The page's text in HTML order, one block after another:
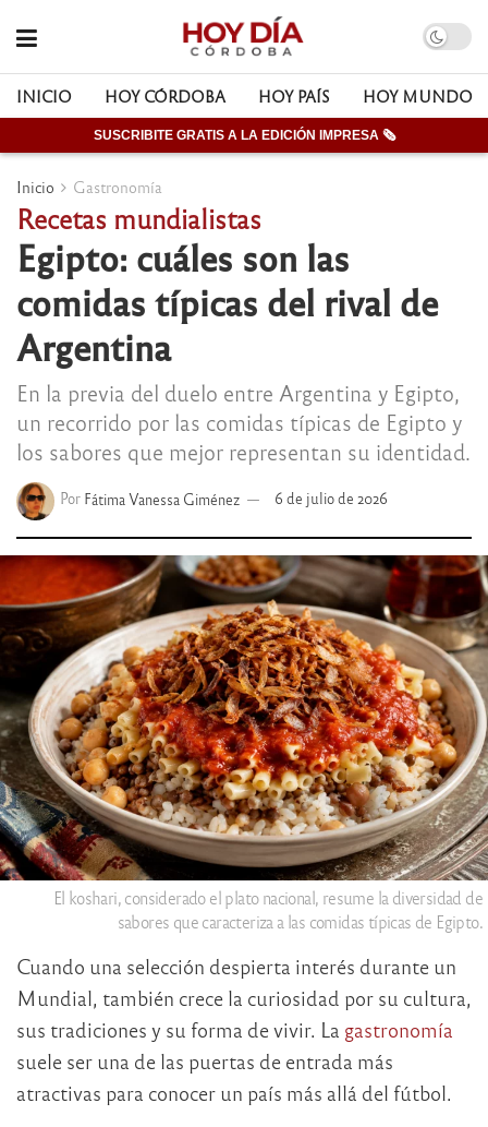
INICIO HOY CÓRDOBA HOY PAÍS HOY MUNDO
SUSCRIBITE GRATIS A LA EDICIÓN IMPRESA 🗞
Inicio Gastronomía
Recetas mundialistas
Egipto: cuáles son las
comidas típicas del rival de
Argentina
En la previa del duelo entre Argentina y Egipto,
un recorrido por las comidas típicas de Egipto y
los sabores que mejor representan su identidad.
Por Fátima Vanessa Giménez 6 de julio de 2026
El koshari, considerado el plato nacional, resume la diversidad de
sabores que caracteriza a las comidas típicas de Egipto.
Cuando una selección despierta interés durante un
Mundial, también crece la curiosidad por su cultura,
sus tradiciones y su forma de vivir. La gastronomía
suele ser una de las puertas de entrada más
atractivas para conocer un país más allá del fútbol.